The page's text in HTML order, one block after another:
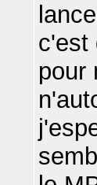
c'est
pour